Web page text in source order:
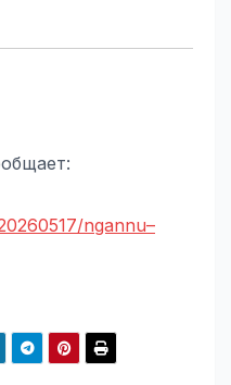
ngannu–